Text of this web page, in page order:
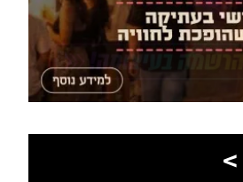
הסעות בדרום 2026: כך מתכננים
מושלמת לנגב,